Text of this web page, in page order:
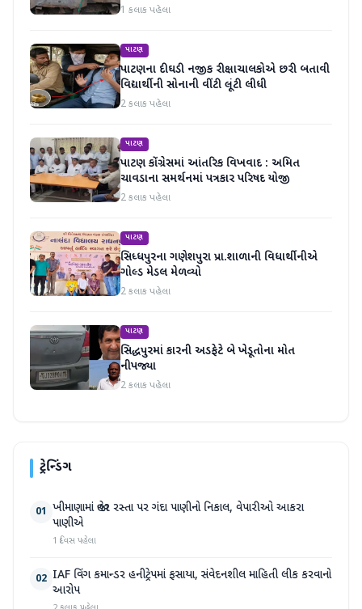
1 કલાક પહેલા
પાટણ
પાટણના દીઘડી નજીક રીક્ષાચાલકોએ છરી બતાવી
વિદ્યાર્થીની સોનાની વીંટી લૂંટી લીધી
2 કલાક પહેલા
પાટણ
પાટણ કોંગ્રેસમાં આંતરિક વિખવાદ : અમિત
ચાવડાના સમર્થનમાં પત્રકાર પરિષદ યોજી
2 કલાક પહેલા
પાટણ
સિધ્ધપુરના ગણેશપુરા પ્રા.શાળાની વિધાર્થીનીએ
ગોલ્ડ મેડલ મેળવ્યો
2 કલાક પહેલા
પાટણ
સિદ્ધપુરમાં કારની અડફેટે બે ખેડૂતોના મોત
નીપજ્યા
2 કલાક પહેલા
ટ્રેન્ડિંગ
01 ખીમાણામાં જાહેર રસ્તા પર ગંદા પાણીનો નિકાલ, વેપારીઓ આકરા
પાણીએ
1 દિવસ પહેલા
02 IAF વિંગ કમાન્ડર હનીટ્રેપમાં ફસાયા, સંવેદનશીલ માહિતી લીક કરવાનો
આરોપ